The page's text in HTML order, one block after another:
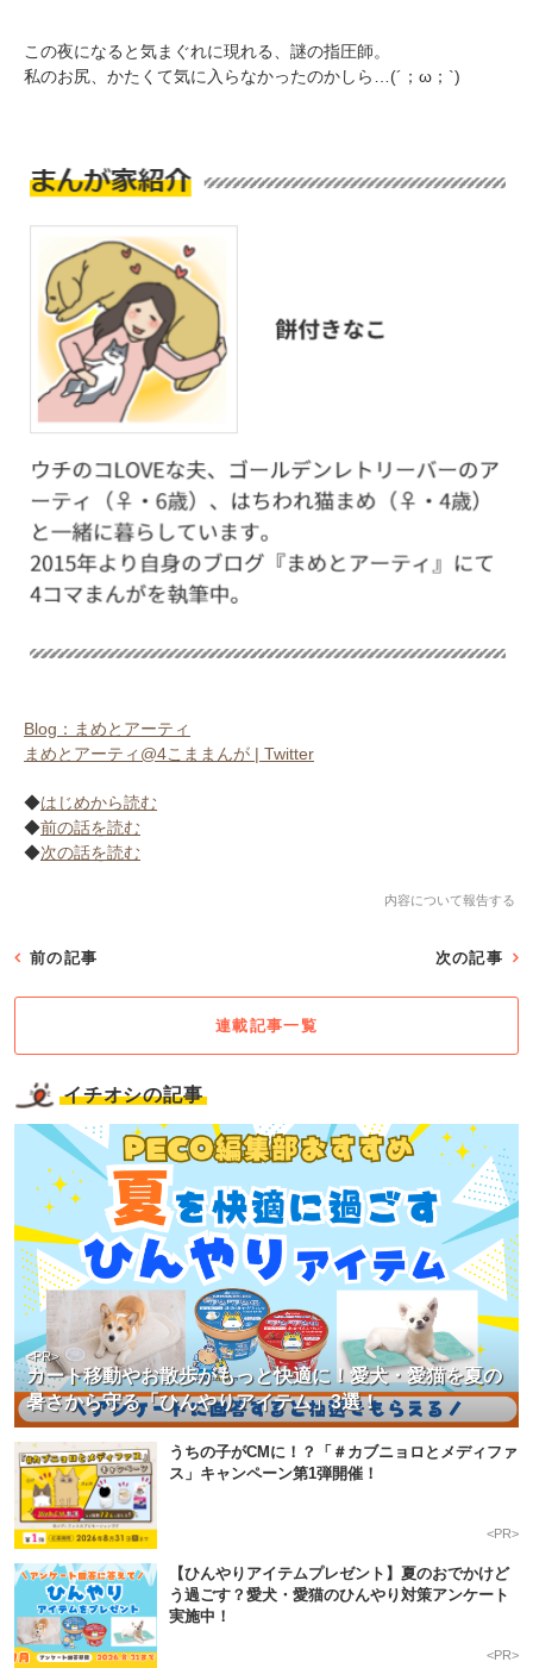
この夜になると気まぐれに現れる、謎の指圧師。
私のお尻、かたくて気に入らなかったのかしら…(´；ω；`)
Blog：まめとアーティ
まめとアーティ@4こままんが | Twitter
◆はじめから読む
◆前の話を読む
◆次の話を読む
内容について報告する
前の記事 次の記事
連載記事一覧
イチオシの記事
カート移動やお散歩がもっと快適に！愛犬・愛猫を夏の
暑さから守る「ひんやりアイテム」3選！
<PR>
うちの子がCMに！？「＃カブニョロとメディファ
ス」キャンペーン第1弾開催！
<PR>
【ひんやりアイテムプレゼント】夏のおでかけど
う過ごす？愛犬・愛猫のひんやり対策アンケート
実施中！
<PR>
閉じる
pecodogs
いぬ部をフォロー
アプリをダウンロードする